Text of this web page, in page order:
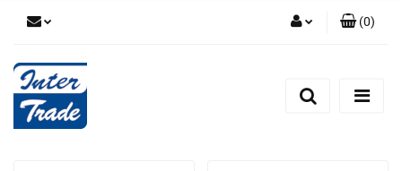
Zarejestruj się
(0)